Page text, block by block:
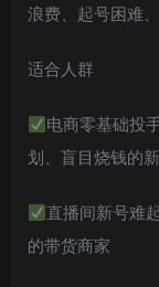
浪费、起号困难
适合人群
电商零基础投
划、盲目烧钱的
直播间新号难
的带货商家